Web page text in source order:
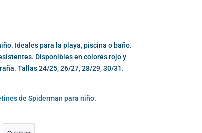
Ideales para la playa, piscina o baño.
Disponibles en colores rojo y
Tallas 24/25, 26/27, 28/29, 30/31.
de Spiderman para niño.